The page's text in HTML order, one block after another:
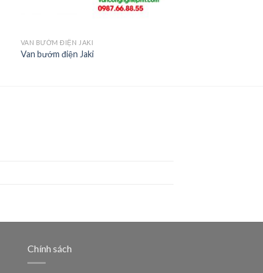
VAN BƯỚM ĐIỆN JAKI
Van bướm điện Jaki
Chính sách